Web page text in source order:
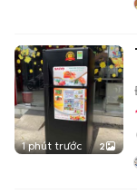
1 phút trước 2